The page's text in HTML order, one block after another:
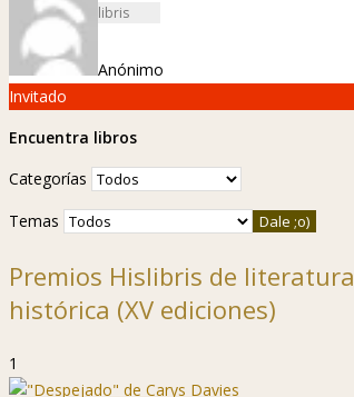
Anónimo
Invitado
Encuentra libros
Categorías
Temas
Premios Hislibris de literatura
histórica (XV ediciones)
1